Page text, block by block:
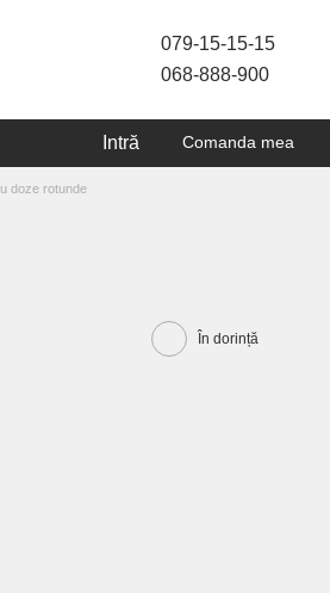
079-15-15-15
068-888-900
Intră Comanda mea
doze rotunde
În dorință